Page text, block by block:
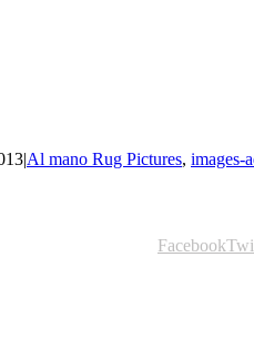
|Al mano Rug Pictures, images-
Facebook